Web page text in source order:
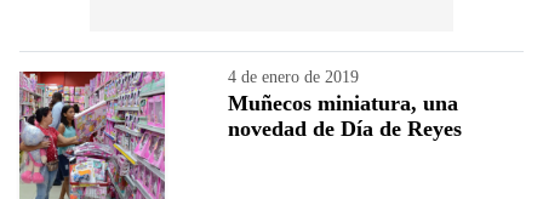
4 de enero de 2019
Muñecos miniatura, una
novedad de Día de Reyes